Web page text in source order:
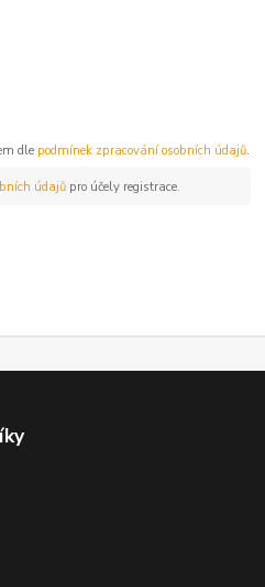
dle podmínek zpracování osobních údajů.
údajůpro účely registrace.